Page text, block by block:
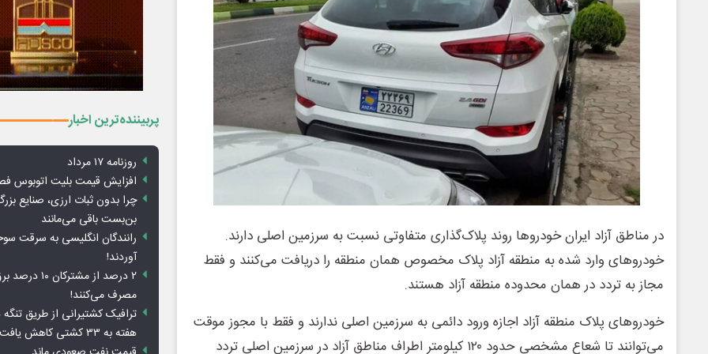
در مناطق آزاد ایران خودروها روند پلاک‌گذاری متفاوتی نسبت به سرزمین اصلی دارند.
خودروهای وارد شده به منطقه آزاد پلاک مخصوص همان منطقه را دریافت می‌کنند و فقط
مجاز به تردد در همان محدوده منطقه آزاد هستند.
خودروهای پلاک منطقه آزاد اجازه ورود دائمی به سرزمین اصلی ندارند و فقط با مجوز موقت
می‌توانند تا شعاع مشخصی حدود ۱۲۰ کیلومتر اطراف مناطق آزاد در سرزمین اصلی تردد
پربیننده‌ترین اخبار
روزنامه ۱۷ مرداد
افزایش قیمت بلیت اتوبوس
چرا بدون ثبات ارزی، صنایع
بن‌بست باقی می‌مانند
رانندگان انگلیسی به سرقت
آوردند!
۲ درصد از
مصرف می‌کنند!
ترافیک کشتیرانی از طریق
هفته به ۳۳ کشتی کاهش یافت